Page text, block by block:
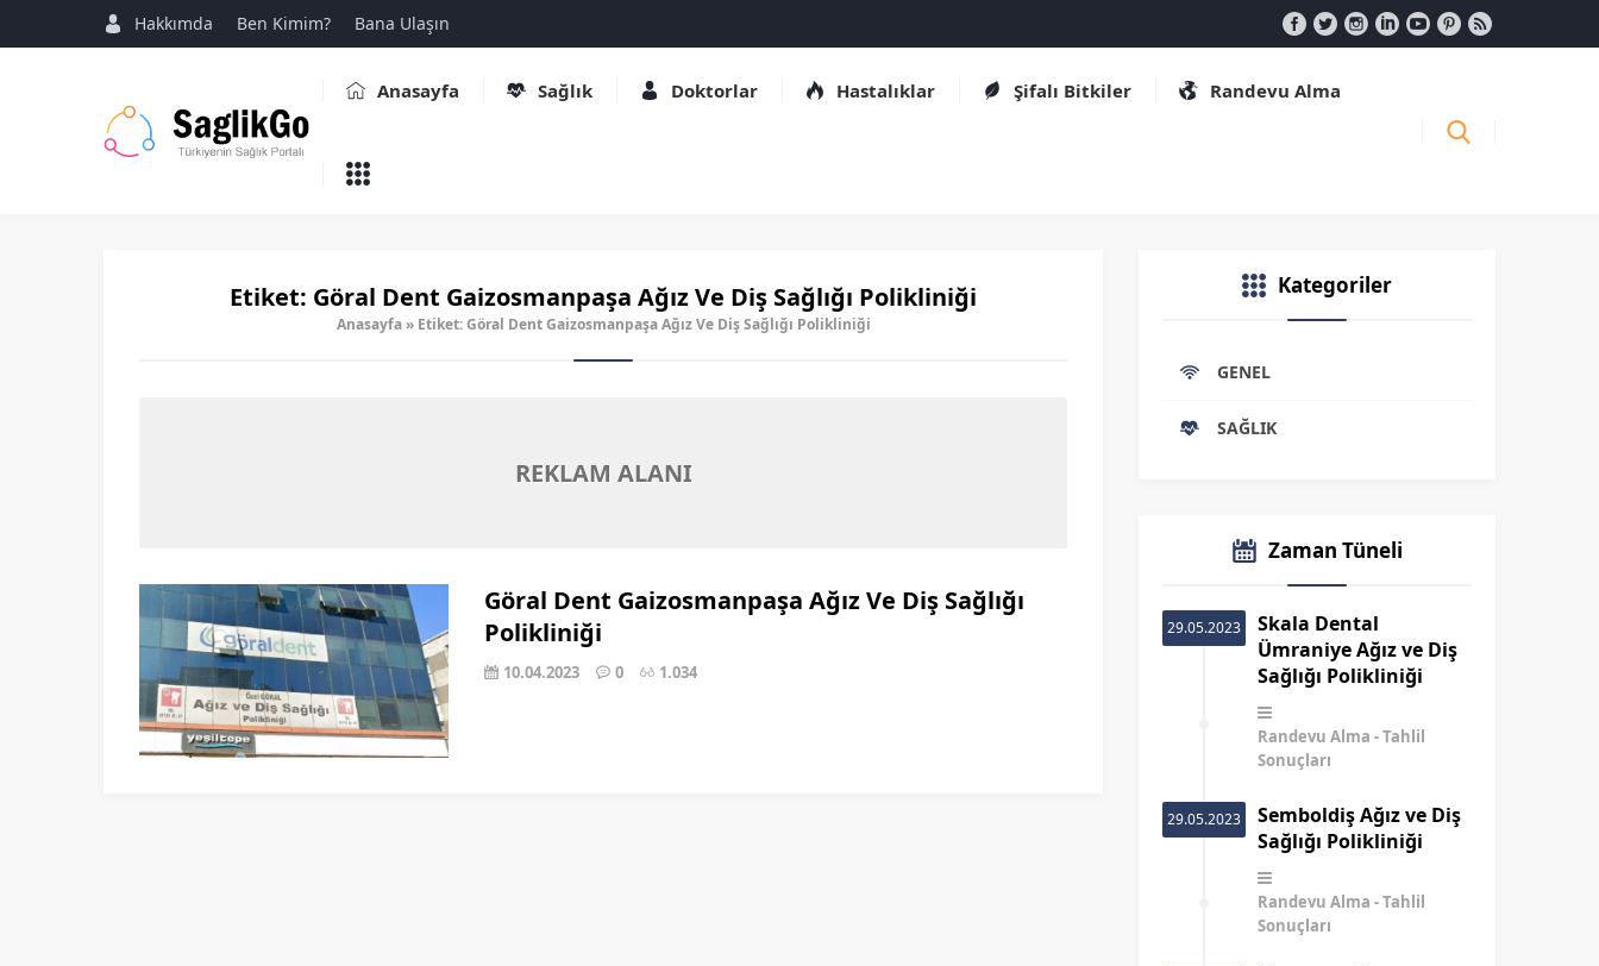
Hakkımda Ben Kimim? Bana Ulaşın
Anasayfa Sağlık Doktorlar Hastalıklar Şifalı Bitkiler Randevu Alma
Etiket: Göral Dent Gaizosmanpaşa Ağız Ve Diş Sağlığı Polikliniği
Anasayfa » Etiket: Göral Dent Gaizosmanpaşa Ağız Ve Diş Sağlığı Polikliniği
REKLAM ALANI
Göral Dent Gaizosmanpaşa Ağız Ve Diş Sağlığı
Polikliniği
10.04.2023 0 1.034
Kategoriler
GENEL
SAĞLIK
Zaman Tüneli
29.05.2023
Skala Dental
Ümraniye Ağız ve Diş
Sağlığı Polikliniği
Randevu Alma
Tahlil
Sonuçları
29.05.2023
Semboldiş Ağız ve Diş
Sağlığı Polikliniği
Randevu Alma
Tahlil
Sonuçları